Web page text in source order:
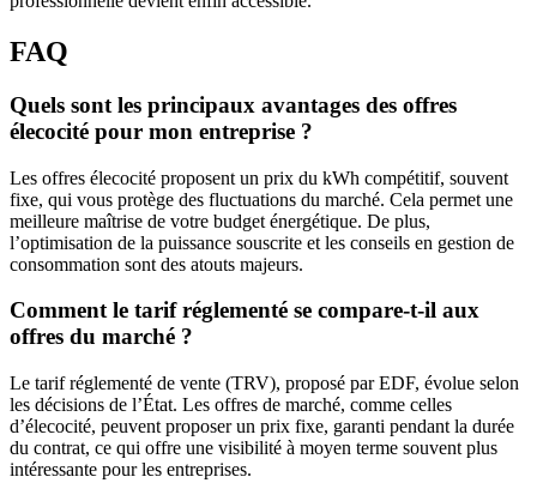
FAQ
Quels sont les principaux avantages des offres
élecocité pour mon entreprise ?
Les offres élecocité proposent un prix du kWh compétitif, souvent
fixe, qui vous protège des fluctuations du marché. Cela permet une
meilleure maîtrise de votre budget énergétique. De plus,
l’optimisation de la puissance souscrite et les conseils en gestion de
consommation sont des atouts majeurs.
Comment le tarif réglementé se compare-t-il aux
offres du marché ?
Le tarif réglementé de vente (TRV), proposé par EDF, évolue selon
les décisions de l’État. Les offres de marché, comme celles
d’élecocité, peuvent proposer un prix fixe, garanti pendant la durée
du contrat, ce qui offre une visibilité à moyen terme souvent plus
intéressante pour les entreprises.